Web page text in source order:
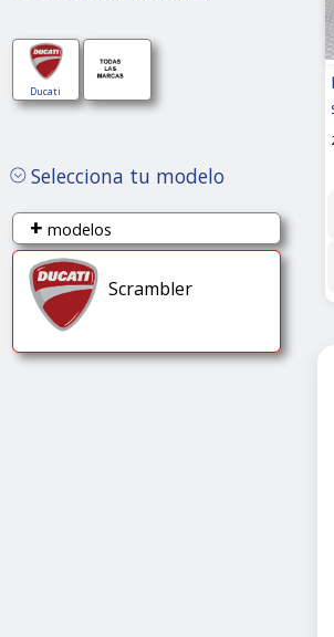
DucatiScrambler
Selecciona tu modelo
+modelos
Scrambler
Scrambler